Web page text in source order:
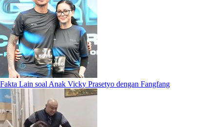
Fakta Lain soal Anak Vicky Prasetyo dengan Fangfang